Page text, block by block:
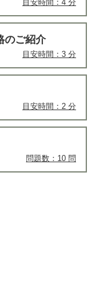
目安時間：4 分
のご紹介
目安時間：3 分
目安時間：2 分
問題数：10 問